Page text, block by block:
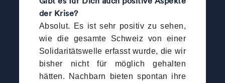
der Krise?
Absolut. Es ist sehr positiv zu sehen,
wie die gesamte Schweiz von einer
Solidaritätswelle erfasst wurde, die wir
bisher nicht für möglich gehalten
hätten. Nachbarn bieten spontan ihre